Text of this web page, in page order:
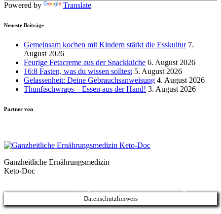
Powered by Translate
Neueste Beiträge
Gemeinsam kochen mit Kindern stärkt die Esskultur 7.
August 2026
Feurige Fetacreme aus der Snackküche 6. August 2026
16:8 Fasten, was du wissen solltest 5. August 2026
Gelassenheit: Deine Gebrauchsanweisung 4. August 2026
Thunfischwraps – Essen aus der Hand! 3. August 2026
Partner von
Ganzheitliche Ernährungsmedizin
Keto-Doc
Datenschutzhinweis